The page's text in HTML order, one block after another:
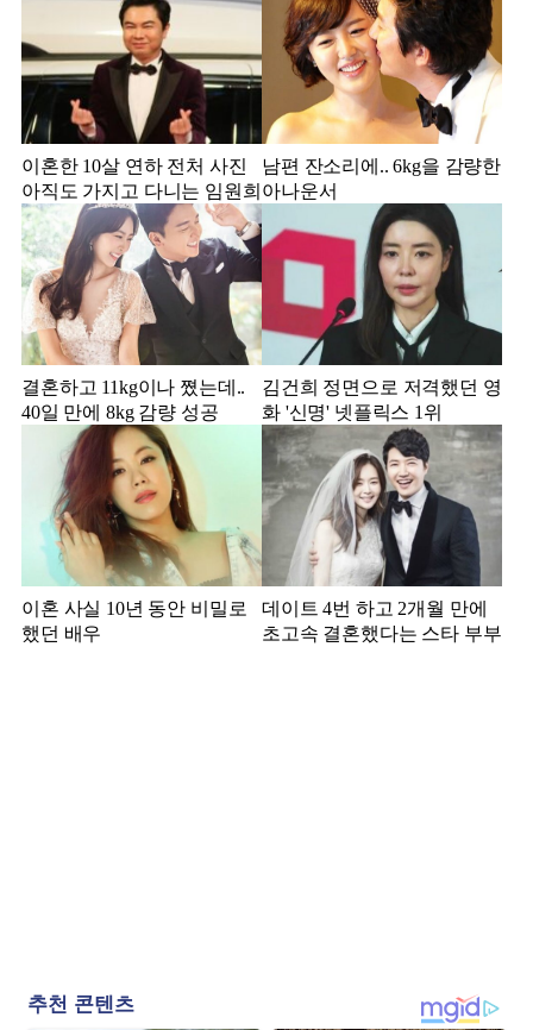
이혼한 10살 연하 전처 사진
아직도 가지고 다니는 임원희
남편 잔소리에.. 6kg을 감량한
아나운서
결혼하고 11kg이나 쪘는데..
40일 만에 8kg 감량 성공
김건희 정면으로 저격했던 영
화 '신명' 넷플릭스 1위
이혼 사실 10년 동안 비밀로
했던 배우
데이트 4번 하고 2개월 만에
초고속 결혼했다는 스타 부부